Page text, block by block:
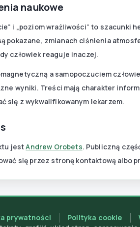
naukowe
i „poziom wrażliwości” to
pokazane, zmianach ciśnienia
człowiek reaguje inaczej.
a samopoczuciem
wyniki. Treści mają charakter
się z wykwalifikowanym lekarzem.
jestAndrew Orobets. Publiczną
się przez stronę kontaktową albo
prywatności Polityka cookie